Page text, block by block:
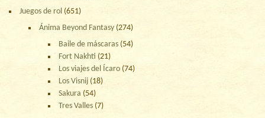
Juegos de rol (651)
Ánima Beyond Fantasy (274)
Baile de máscaras (54)
Fort Nakhti (21)
Los viajes del Ícaro (74)
Los Visnij (18)
Sakura (54)
Tres Valles (7)